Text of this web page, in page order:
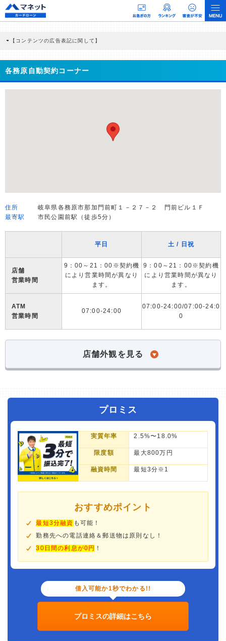
【コンテンツの広告表記に関して】
商品を根拠なくPRするものではなく、当編集部の調査／ユーザーへの口コミ収集な
どに基づき、公平性を担保した情報提供を行っています。
>提携企業一覧
各務原自動契約コーナー
住所
岐阜県各務原市那加門前町１－２７－２ 門前ビル１Ｆ
最寄駅
市民公園前駅（徒歩5分）
平日 土 / 日祝
店舗
営業時間
9：00～21：00※契約機
により営業時間が異なり
ます。
9：00～21：00※契約機
により営業時間が異なり
ます。
ATM
営業時間
07:00-24:00
07:00-24:00/07:00-24:0
0
店舗外観を見る
プロミス
実質年率 2.5%〜18.0%
限度額 最大800万円
融資時間 最短3分※1
おすすめポイント
最短3分融資 も可能！
勤務先への電話連絡＆郵送物は原則なし！
30日間の利息が0円 ！
借入可能か1秒でわかる!!
プロミスの詳細はこちら